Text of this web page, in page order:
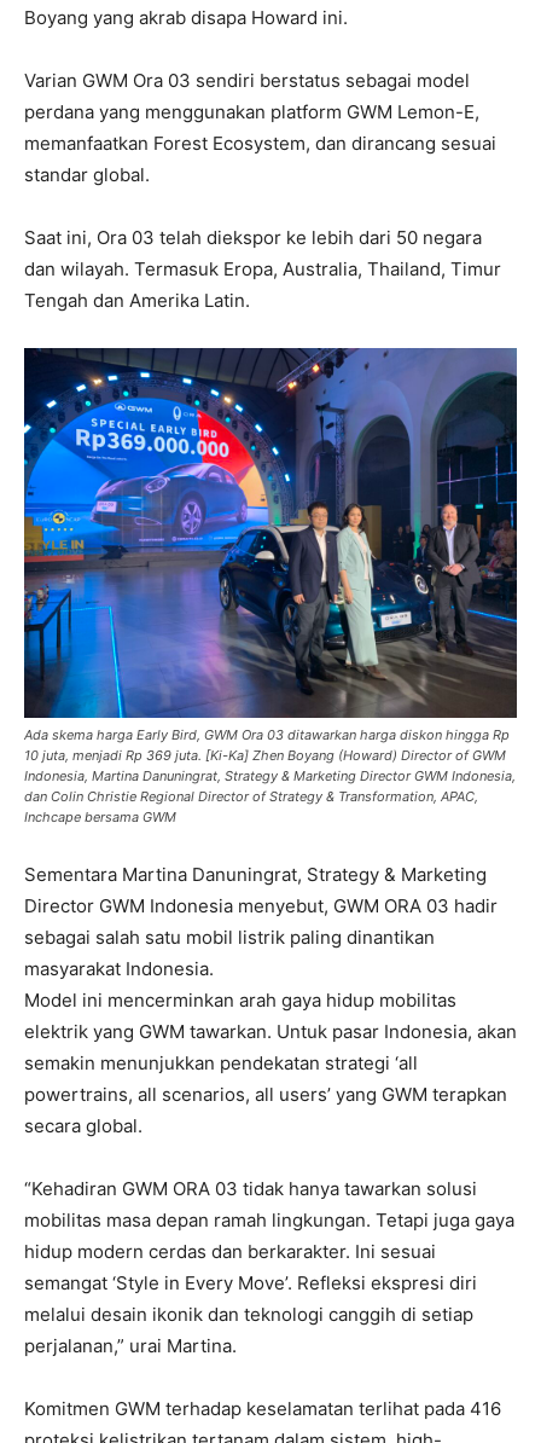
Boyang yang akrab disapa Howard ini.
Varian GWM Ora 03 sendiri berstatus sebagai model
perdana yang menggunakan platform GWM Lemon-E,
memanfaatkan Forest Ecosystem, dan dirancang sesuai
standar global.
Saat ini, Ora 03 telah diekspor ke lebih dari 50 negara
dan wilayah. Termasuk Eropa, Australia, Thailand, Timur
Tengah dan Amerika Latin.
Ada skema harga Early Bird, GWM Ora 03 ditawarkan harga diskon hingga Rp
10 juta, menjadi Rp 369 juta. [Ki-Ka] Zhen Boyang (Howard) Director of GWM
Indonesia, Martina Danuningrat, Strategy & Marketing Director GWM Indonesia,
dan Colin Christie Regional Director of Strategy & Transformation, APAC,
Inchcape bersama GWM
Sementara Martina Danuningrat, Strategy & Marketing
Director GWM Indonesia menyebut, GWM ORA 03 hadir
sebagai salah satu mobil listrik paling dinantikan
masyarakat Indonesia.
Model ini mencerminkan arah gaya hidup mobilitas
elektrik yang GWM tawarkan. Untuk pasar Indonesia, akan
semakin menunjukkan pendekatan strategi ‘all
powertrains, all scenarios, all users’ yang GWM terapkan
secara global.
“Kehadiran GWM ORA 03 tidak hanya tawarkan solusi
mobilitas masa depan ramah lingkungan. Tetapi juga gaya
hidup modern cerdas dan berkarakter. Ini sesuai
semangat ‘Style in Every Move’. Refleksi ekspresi diri
melalui desain ikonik dan teknologi canggih di setiap
perjalanan,” urai Martina.
Komitmen GWM terhadap keselamatan terlihat pada 416